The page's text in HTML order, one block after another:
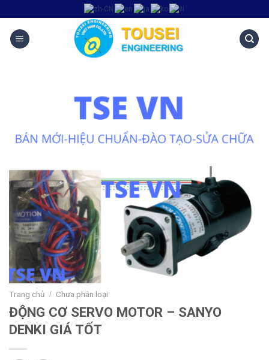
Trang chủ / Chưa phân loại
ĐỘNG CƠ SERVO MOTOR – SANYO
DENKI GIÁ TỐT